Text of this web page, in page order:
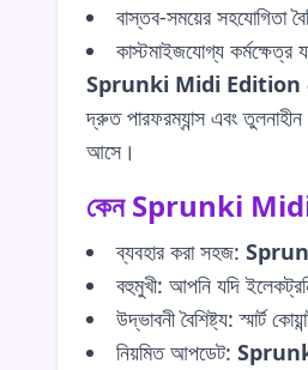
বাস্তব-সময়ের সহযোগিতা
কাস্টমাইজযোগ্য কর্মক্ষেত্র
Sprunki Midi Edition
দ্রুত পারফরম্যান্স এবং
আসে।
কেন Sprunki Midi
ব্যবহার করা সহজ:
বহুমুখী: আপনি যদি
উদ্ভাবনী বৈশিষ্ট্য: স্মার্ট
নিয়মিত আপডেট: